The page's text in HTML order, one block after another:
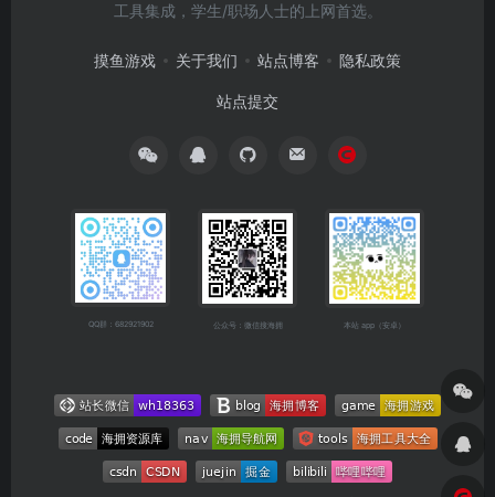
工具集成，学生/职场人士的上网首选。
摸鱼游戏 关于我们 站点博客 隐私政策
站点提交
QQ群：682921902 公众号：微信搜海拥 本站 app（安卓）